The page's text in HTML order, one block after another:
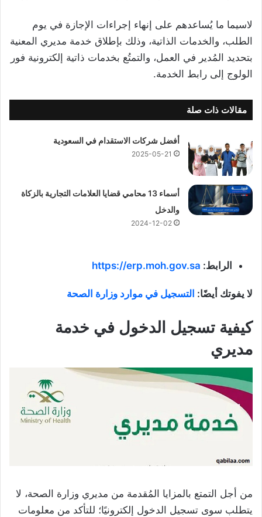
لاسيما ما يُساعدهم على إنهاء إجراءات الإجازة في يوم
الطلب، والخدمات الذاتية، وذلك بإطلاق خدمة مديري المعنية
بتحديد المُدير في العمل، والتمتُع بخدمات ذاتية إلكترونية فور
الولوج إلى رابط الخدمة.
مقالات ذات صلة
أفضل شركات الاستقدام في السعودية
2025-05-21
أسماء 13 محامي قضايا العلامات التجارية بالزكاة
والدخل
2024-12-02
الرابط: https://erp.moh.gov.sa
لا يفوتك أيضًا: التسجيل في موارد وزارة الصحة
كيفية تسجيل الدخول في خدمة
مديري
من أجل التمتع بالمزايا المُقدمة من مديري وزارة الصحة، لا
يتطلب سوى تسجيل الدخول إلكترونيًا؛ للتأكد من معلومات